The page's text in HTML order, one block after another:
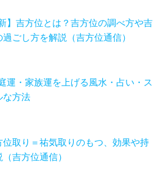
】吉方位とは？吉方位の調べ方や吉
ごし方を解説（吉方位通信）
運・家族運を上げる風水・占い・ス
な方法
取り＝祐気取りのもつ、効果や持
吉方位通信）